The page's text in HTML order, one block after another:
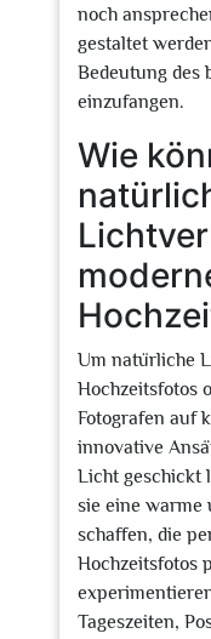
noch
gestaltet
Bedeutung des
einzufangen.
Wie
Um natürliche
Hochzeitsfotos
Fotografen auf
innovative
Licht geschickt
sie eine warme
schaffen, die
Hochzeitsfotos
Tageszeiten,